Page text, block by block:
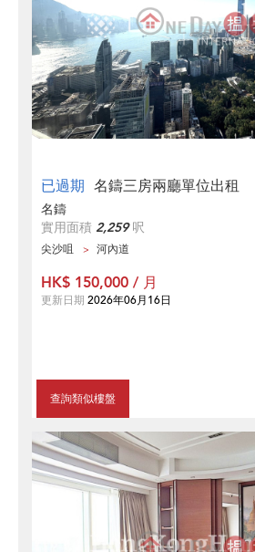
已過期 名鑄三房兩廳單位出租
名鑄
實用面積 2,259呎
尖沙咀 河內道
查詢類似樓盤
HK$ 150,000 / 月
更新日期 2026年06月16日